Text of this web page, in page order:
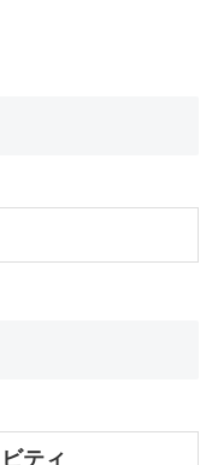
ティ